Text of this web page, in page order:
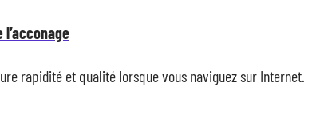
rapidité et qualité lorsque vous naviguez sur Internet.